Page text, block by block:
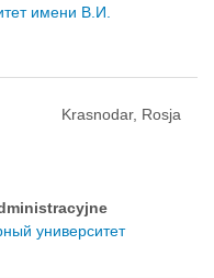
имени В.И.
Krasnodar, Rosja
университет